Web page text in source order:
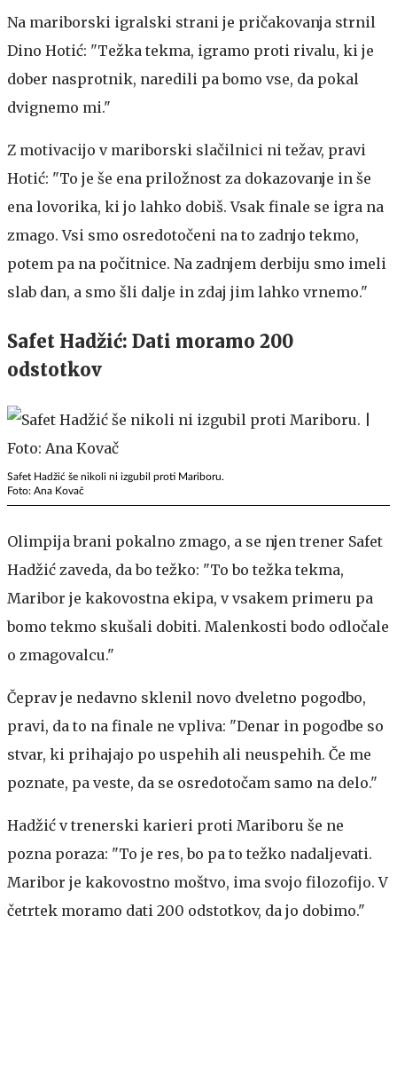
Na mariborski igralski strani je pričakovanja strnil
Dino Hotić: "Težka tekma, igramo proti rivalu, ki je
dober nasprotnik, naredili pa bomo vse, da pokal
dvignemo mi."
Z motivacijo v mariborski slačilnici ni težav, pravi
Hotić: "To je še ena priložnost za dokazovanje in še
ena lovorika, ki jo lahko dobiš. Vsak finale se igra na
zmago. Vsi smo osredotočeni na to zadnjo tekmo,
potem pa na počitnice. Na zadnjem derbiju smo imeli
slab dan, a smo šli dalje in zdaj jim lahko vrnemo."
Safet Hadžić: Dati moramo 200
odstotkov
Safet Hadžić še nikoli ni izgubil proti Mariboru.
Foto: Ana Kovač
Olimpija brani pokalno zmago, a se njen trener Safet
Hadžić zaveda, da bo težko: "To bo težka tekma,
Maribor je kakovostna ekipa, v vsakem primeru pa
bomo tekmo skušali dobiti. Malenkosti bodo odločale
o zmagovalcu."
Čeprav je nedavno sklenil novo dveletno pogodbo,
pravi, da to na finale ne vpliva: "Denar in pogodbe so
stvar, ki prihajajo po uspehih ali neuspehih. Če me
poznate, pa veste, da se osredotočam samo na delo."
Hadžić v trenerski karieri proti Mariboru še ne
pozna poraza: "To je res, bo pa to težko nadaljevati.
Maribor je kakovostno moštvo, ima svojo filozofijo. V
četrtek moramo dati 200 odstotkov, da jo dobimo."